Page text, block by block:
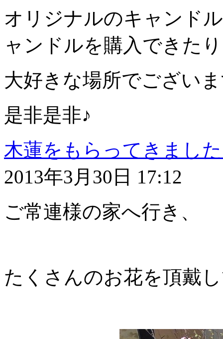
オリジナルのキャンド
ャンドルを購入できた
大好きな場所でござい
是非是非♪
木蓮をもらってきまし
2013年3月30日 17:12
ご常連様の家へ行き、
たくさんのお花を頂戴